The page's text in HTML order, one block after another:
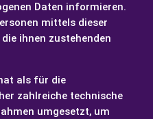
Daten informieren.
mittels dieser
ihnen zustehenden
als für die
zahlreiche technische
umgesetzt, um